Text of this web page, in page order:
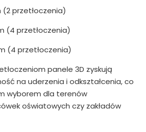
(2 przetłoczenia)
(4 przetłoczenia)
(4 przetłoczenia)
panele 3D zyskują
na uderzenia i odkształcenia, co
wyborem dla terenów
oświatowych czy zakładów